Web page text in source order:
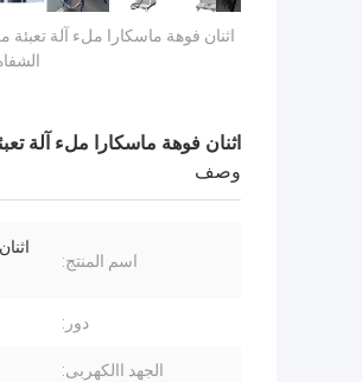
اثنان فوهة ماسكارا ملء آلة تعبئة
الشفاه
اثنان فوهة ماسكارا ملء آلة
وصف
اسم المنتج:
دور:
الجهد االكهربى: